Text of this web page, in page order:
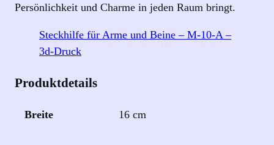
Persönlichkeit und Charme in jeden Raum bringt.
Steckhilfe für Arme und Beine – M-10-A –
3d-Druck
Produktdetails
Breite 16 cm